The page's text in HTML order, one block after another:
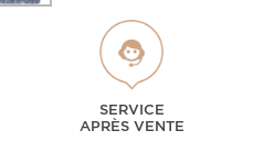
SERVICE
APRÈS VENTE